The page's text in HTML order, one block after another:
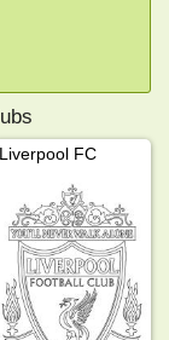
Liverpool FC